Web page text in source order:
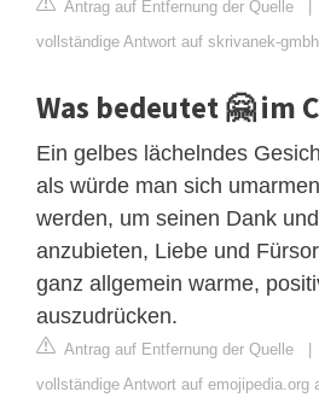
Antrag auf Entfernung der Quelle |
vollständige Antwort auf skrivanek-
Was bedeutet 🤗 im
Ein gelbes lächelndes
als würde man sich
werden, um seinen Dank
anzubieten, Liebe und
ganz allgemein warme,
auszudrücken.
Antrag auf Entfernung der Quelle |
vollständige Antwort auf emojipedia.org